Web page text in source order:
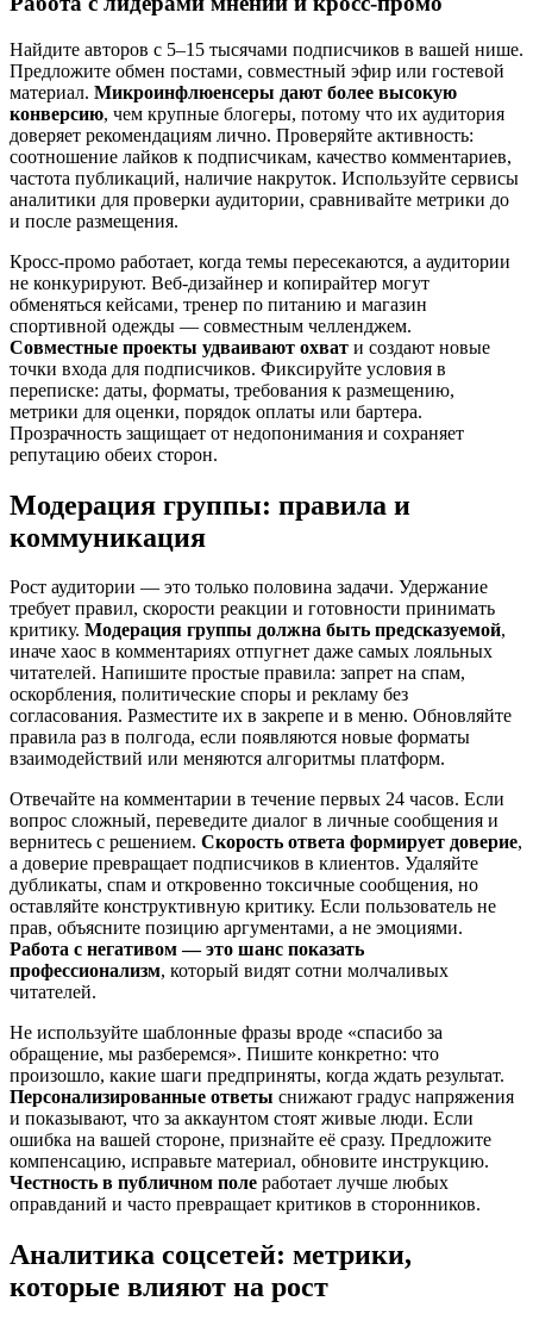
Найдите авторов с 5–15 тысячами подписчиков в вашей нише.
Предложите обмен постами, совместный эфир или гостевой
материал. Микроинфлюенсеры дают более высокую
конверсию, чем крупные блогеры, потому что их аудитория
доверяет рекомендациям лично. Проверяйте активность:
соотношение лайков к подписчикам, качество комментариев,
частота публикаций, наличие накруток. Используйте сервисы
аналитики для проверки аудитории, сравнивайте метрики до
и после размещения.
Кросс-промо работает, когда темы пересекаются, а аудитории
не конкурируют. Веб-дизайнер и копирайтер могут
обменяться кейсами, тренер по питанию и магазин
спортивной одежды — совместным челленджем.
Совместные проекты удваивают охват и создают новые
точки входа для подписчиков. Фиксируйте условия в
переписке: даты, форматы, требования к размещению,
метрики для оценки, порядок оплаты или бартера.
Прозрачность защищает от недопонимания и сохраняет
репутацию обеих сторон.
Модерация группы: правила и
коммуникация
Рост аудитории — это только половина задачи. Удержание
требует правил, скорости реакции и готовности принимать
критику. Модерация группы должна быть предсказуемой,
иначе хаос в комментариях отпугнет даже самых лояльных
читателей. Напишите простые правила: запрет на спам,
оскорбления, политические споры и рекламу без
согласования. Разместите их в закрепе и в меню. Обновляйте
правила раз в полгода, если появляются новые форматы
взаимодействий или меняются алгоритмы платформ.
Отвечайте на комментарии в течение первых 24 часов. Если
вопрос сложный, переведите диалог в личные сообщения и
вернитесь с решением. Скорость ответа формирует доверие,
а доверие превращает подписчиков в клиентов. Удаляйте
дубликаты, спам и откровенно токсичные сообщения, но
оставляйте конструктивную критику. Если пользователь не
прав, объясните позицию аргументами, а не эмоциями.
Работа с негативом — это шанс показать
профессионализм, который видят сотни молчаливых
читателей.
Не используйте шаблонные фразы вроде «спасибо за
обращение, мы разберемся». Пишите конкретно: что
произошло, какие шаги предприняты, когда ждать результат.
Персонализированные ответы снижают градус напряжения
и показывают, что за аккаунтом стоят живые люди. Если
ошибка на вашей стороне, признайте её сразу. Предложите
компенсацию, исправьте материал, обновите инструкцию.
Честность в публичном поле работает лучше любых
оправданий и часто превращает критиков в сторонников.
Аналитика соцсетей: метрики,
которые влияют на рост